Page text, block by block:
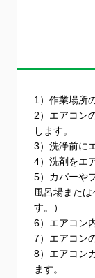
1）作業場所
2）エアコン
します。
3）洗浄前に
4）洗剤をエ
5）カバーや
風呂場また
す。）
6）エアコン
7）エアコン
8）エアコン
ます。